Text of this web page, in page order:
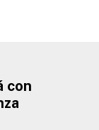
con